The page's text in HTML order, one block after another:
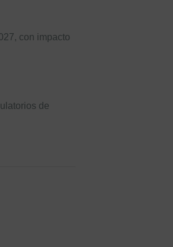
con impacto
de